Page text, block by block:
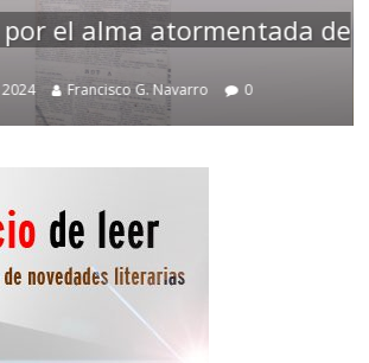
por el alma atormentada de
Francisco G. Navarro 0